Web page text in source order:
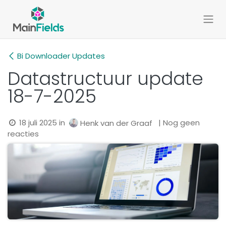
Overslaan naar inhoud
Bi Downloader Updates
Datastructuur update
18-7-2025
18 juli 2025 in Henk van der Graaf
| Nog geen
reacties